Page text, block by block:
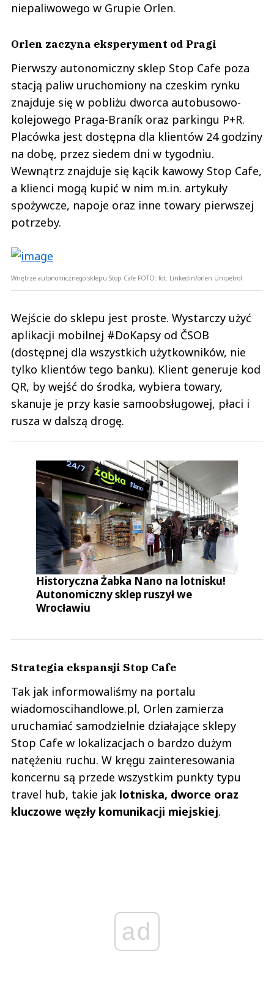
niepaliwowego w Grupie Orlen.
Orlen zaczyna eksperyment od Pragi
Pierwszy autonomiczny sklep Stop Cafe poza
stacją paliw uruchomiony na czeskim rynku
znajduje się w pobliżu dworca autobusowo-
kolejowego Praga-Braník oraz parkingu P+R.
Placówka jest dostępna dla klientów 24 godziny
na dobę, przez siedem dni w tygodniu.
Wewnątrz znajduje się kącik kawowy Stop Cafe,
a klienci mogą kupić w nim m.in. artykuły
spożywcze, napoje oraz inne towary pierwszej
potrzeby.
Wnętrze autonomicznego sklepu Stop Cafe FOTO: fot. Linkedin/orlen Unipetrol
Wejście do sklepu jest proste. Wystarczy użyć
aplikacji mobilnej #DoKapsy od ČSOB
(dostępnej dla wszystkich użytkowników, nie
tylko klientów tego banku). Klient generuje kod
QR, by wejść do środka, wybiera towary,
skanuje je przy kasie samoobsługowej, płaci i
rusza w dalszą drogę.
Historyczna Żabka Nano na lotnisku!
Autonomiczny sklep ruszył we
Wrocławiu
Strategia ekspansji Stop Cafe
Tak jak informowaliśmy na portalu
wiadomoscihandlowe.pl, Orlen zamierza
uruchamiać samodzielnie działające sklepy
Stop Cafe w lokalizacjach o bardzo dużym
natężeniu ruchu. W kręgu zainteresowania
koncernu są przede wszystkim punkty typu
travel hub, takie jak lotniska, dworce oraz
kluczowe węzły komunikacji miejskiej.
ad